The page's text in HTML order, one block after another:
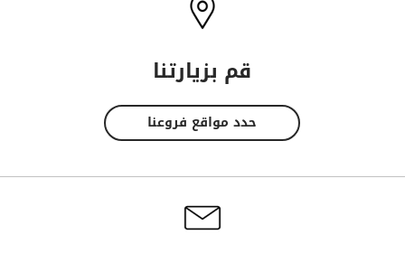
قم بزيارتنا
حدد مواقع فروعنا